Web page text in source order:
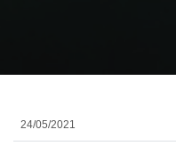
24/05/2021